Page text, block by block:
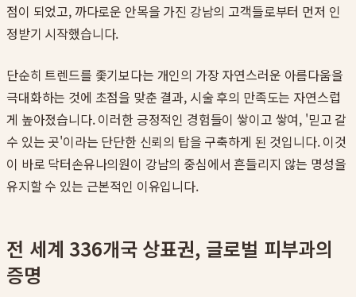
점이 되었고, 까다로운 안목을 가진 강남의 고객들로부터 먼저 인
정받기 시작했습니다.
단순히 트렌드를 좇기보다는 개인의 가장 자연스러운 아름다움을
극대화하는 것에 초점을 맞춘 결과, 시술 후의 만족도는 자연스럽
게 높아졌습니다. 이러한 긍정적인 경험들이 쌓이고 쌓여, '믿고 갈
수 있는 곳'이라는 단단한 신뢰의 탑을 구축하게 된 것입니다. 이것
이 바로 닥터손유나의원이 강남의 중심에서 흔들리지 않는 명성을
유지할 수 있는 근본적인 이유입니다.
전 세계 336개국 상표권, 글로벌 피부과의
증명